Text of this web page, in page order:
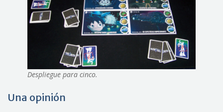
Despliegue para cinco.
Una opinión